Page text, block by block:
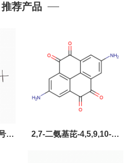
推荐产品
2,7-二氨基芘-4,5,9,10-四